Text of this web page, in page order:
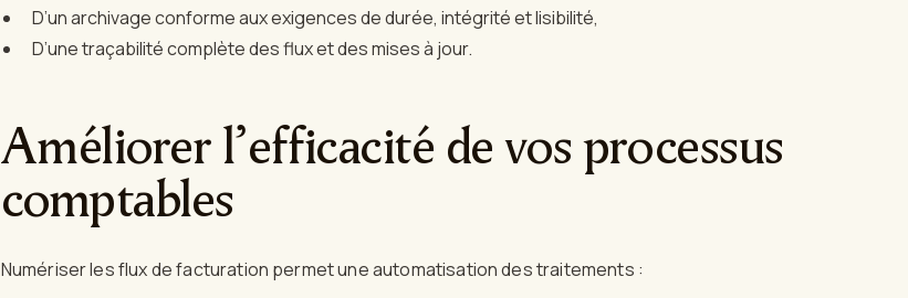
D’un archivage conforme aux exigences de durée, intégrité et lisibilité,
D’une traçabilité complète des flux et des mises à jour.
Améliorer l’efficacité de vos processus
comptables
Numériser les flux de facturation permet une automatisation des traitements :